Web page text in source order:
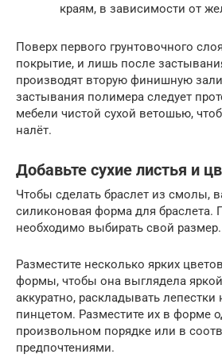
краям, в зависимости от
Поверх первого грунтовочного
покрытие, и лишь после
производят вторую финишную
застывания полимера следует
мебели чистой сухой ветошью,
налёт.
Добавьте сухие листья и
Чтобы сделать браслет из смолы,
силиконовая форма для браслета.
необходимо выбирать свой размер.
Разместите несколько ярких
формы, чтобы она выглядела
аккуратно, раскладывать лепестки
пинцетом. Разместите их в форме
произвольном порядке или в
предпочтениями.